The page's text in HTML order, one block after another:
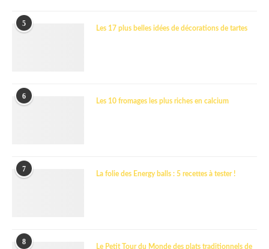
5
Les 17 plus belles idées de décorations de tartes
6
Les 10 fromages les plus riches en calcium
7
La folie des Energy balls : 5 recettes à tester !
8
Le Petit Tour du Monde des plats traditionnels de